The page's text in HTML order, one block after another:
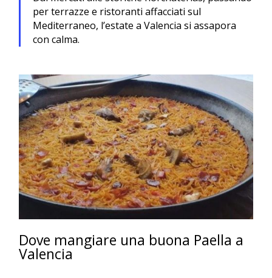
per terrazze e ristoranti affacciati sul
Mediterraneo, l’estate a Valencia si assapora
con calma.
Dove mangiare una buona Paella a
Valencia